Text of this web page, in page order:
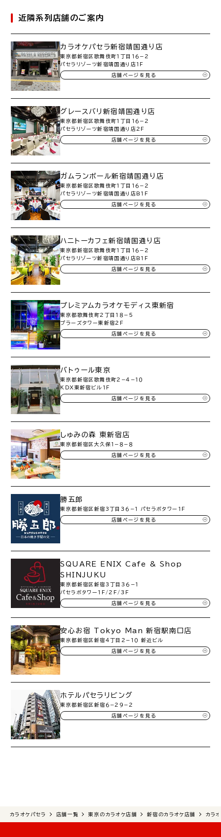
近隣系列店舗のご案内
カラオケパセラ新宿靖国通り店
東京都新宿区歌舞伎町１丁目１６−２
パセラリゾーツ新宿靖国通り店１Ｆ
店舗ページを見る
グレースバリ新宿靖国通り店
東京都新宿区歌舞伎町１丁目１６−２
パセラリゾーツ新宿靖国通り店２Ｆ
店舗ページを見る
ガムランボール新宿靖国通り店
東京都新宿区歌舞伎町１丁目１６−２
パセラリゾーツ新宿靖国通り店Ｂ１Ｆ
店舗ページを見る
ハニトーカフェ新宿靖国通り店
東京都新宿区歌舞伎町１丁目１６−２
パセラリゾーツ新宿靖国通り店Ｂ１Ｆ
店舗ページを見る
プレミアムカラオケモディス東新宿
東京都歌舞伎町２丁目１８−５
プラーズタワー東新宿２Ｆ
店舗ページを見る
バトゥール東京
東京都新宿区歌舞伎町２−４−１０
ＫＤＸ東新宿ビル１Ｆ
店舗ページを見る
しゅみの森 東新宿店
東京都新宿区大久保１−８−８
店舗ページを見る
勝五郎
東京都新宿区新宿3丁目３６−１ パセラボタワー１Ｆ
店舗ページを見る
SQUARE ENIX Cafe & Shop
SHINJUKU
東京都新宿区新宿３丁目３６−１
パセラボタワー１Ｆ/２Ｆ/３Ｆ
店舗ページを見る
安心お宿 Tokyo Man 新宿駅南口店
東京都新宿区新宿４丁目２−１０ 新近ビル
店舗ページを見る
ホテルパセラリビング
東京都新宿区新宿６−２９−２
店舗ページを見る
カラオケパセラ 店舗一覧 東京のカラオケ店舗 新宿のカラオケ店舗 カラ